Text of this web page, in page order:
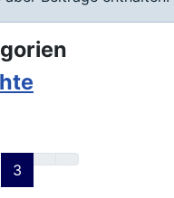
3